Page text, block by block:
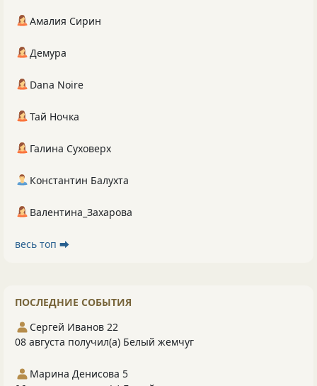
Амалия Сирин
Демура
Dana Noire
Тай Ночка
Галина Суховерх
Константин Балухта
Валентина_Захарова
весь топ ⮕
ПОСЛЕДНИЕ СОБЫТИЯ
Сергей Иванов 22
08 августа получил(а) Белый жемчуг
Марина Денисова 5